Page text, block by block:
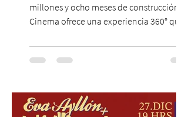
millones y ocho meses de construcción,
Cinema ofrece una experiencia 360° que
cinematográfica y actores en vivo,
recreando algunos de los universos más
una nueva atracción a su oferta
gastronómica y turística con la apertura de